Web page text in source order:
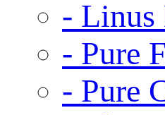
- Linus
- Pure
- Pure